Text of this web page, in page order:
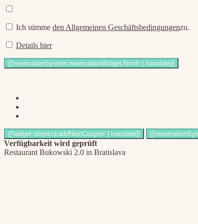
Ich stimme den Allgemeinen Geschäftsbedingungenzu.
Details hier
Verfügbarkeit wird geprüft
Restaurant Bukowski 2.0 in Bratislava